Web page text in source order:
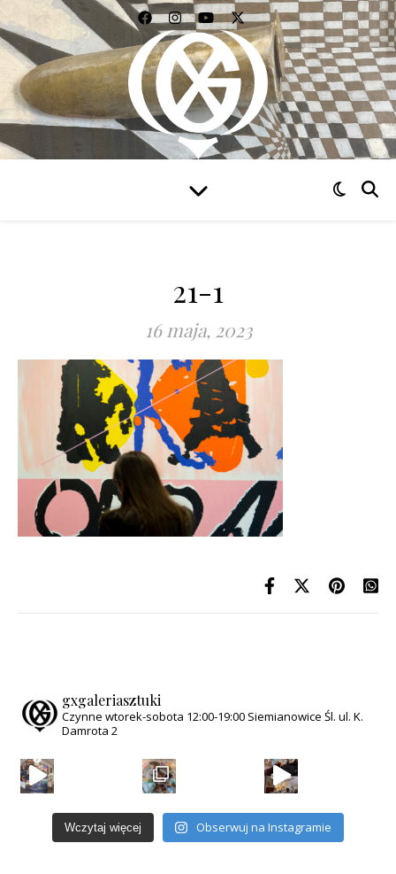
WIDZIEĆ WSZYSTKO
21-1
16 maja, 2023
gxgaleriasztuki
Czynne wtorek-sobota 12:00-19:00 Siemianowice Śl. ul. K.
Damrota 2
Za nami wernisaż wystawy „Magiczny Świat Równole
Wczytaj więcej Obserwuj na Instagramie